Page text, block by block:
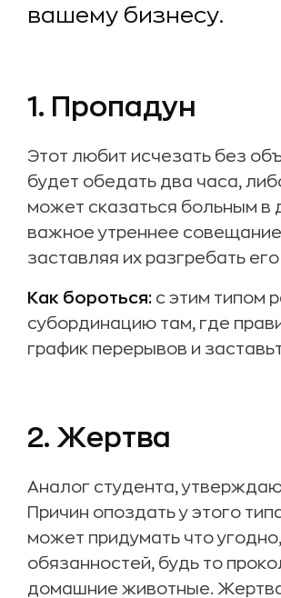
вашему бизнесу.
1. Пропадун
Этот любит исчезать без
будет обедать два часа,
может сказаться больным в
важное утреннее
заставляя их разгребать
Как бороться: с этим типом
субординацию там, где
график перерывов и
2. Жертва
Аналог студента,
Причин опоздать у этого
может придумать что
обязанностей, будь то
домашние животные.